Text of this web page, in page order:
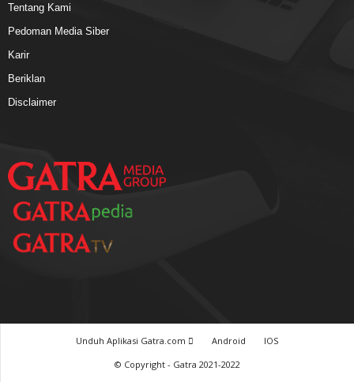
Tentang Kami
Pedoman Media Siber
Karir
Beriklan
Disclaimer
Unduh Aplikasi Gatra.com Android
IOS
© Copyright - Gatra 2021-2022